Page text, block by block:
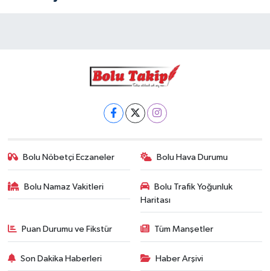
Bolu Nöbetçi Eczaneler Bolu Hava Durumu
Bolu Namaz Vakitleri
Bolu Trafik Yoğunluk
Haritası
Puan Durumu ve Fikstür Tüm Manşetler
Son Dakika Haberleri Haber Arşivi